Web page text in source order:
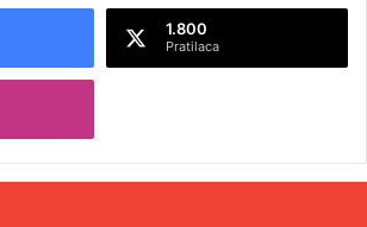
1.800
Pratilaca